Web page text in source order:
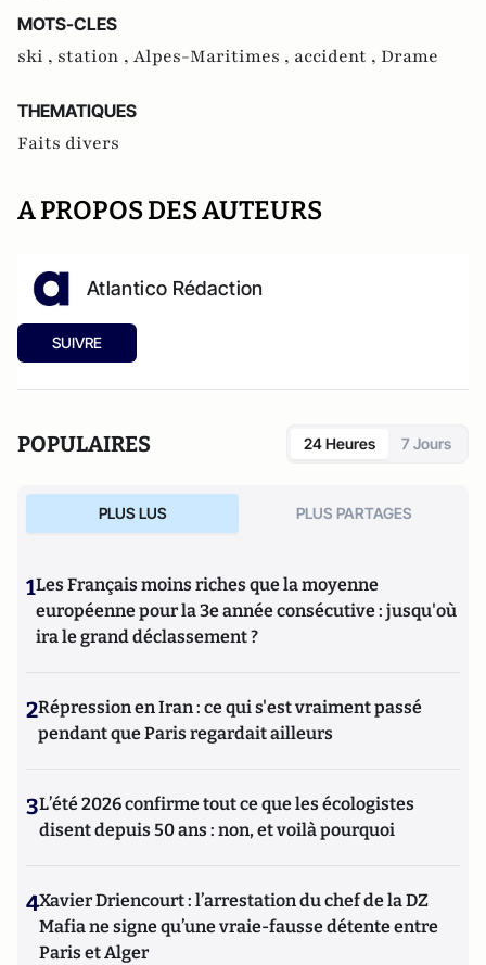
MOTS-CLES
ski , station , Alpes-Maritimes , accident , Drame
THEMATIQUES
Faits divers
A PROPOS DES AUTEURS
Atlantico Rédaction
SUIVRE
POPULAIRES 24 Heures 7 Jours
PLUS LUS PLUS PARTAGES
1Les Français moins riches que la moyenne
européenne pour la 3e année consécutive : jusqu'où
ira le grand déclassement ?
2Répression en Iran : ce qui s'est vraiment passé
pendant que Paris regardait ailleurs
3L’été 2026 confirme tout ce que les écologistes
disent depuis 50 ans : non, et voilà pourquoi
4Xavier Driencourt : l’arrestation du chef de la DZ
Mafia ne signe qu’une vraie-fausse détente entre
Paris et Alger